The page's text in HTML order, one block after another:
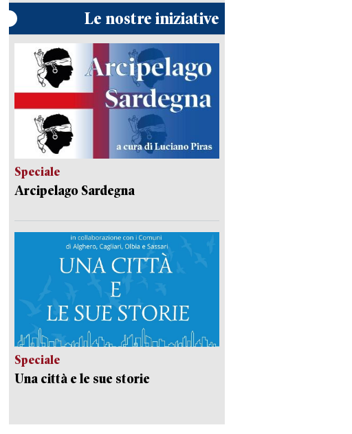
Le nostre iniziative
Speciale
Arcipelago Sardegna
Speciale
Una città e le sue storie